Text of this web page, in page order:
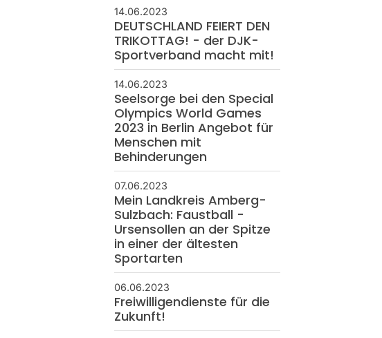
14.06.2023
DEUTSCHLAND FEIERT DEN
TRIKOTTAG! - der DJK-
Sportverband macht mit!
14.06.2023
Seelsorge bei den Special
Olympics World Games
2023 in Berlin Angebot für
Menschen mit
Behinderungen
07.06.2023
Mein Landkreis Amberg-
Sulzbach: Faustball -
Ursensollen an der Spitze
in einer der ältesten
Sportarten
06.06.2023
Freiwilligendienste für die
Zukunft!